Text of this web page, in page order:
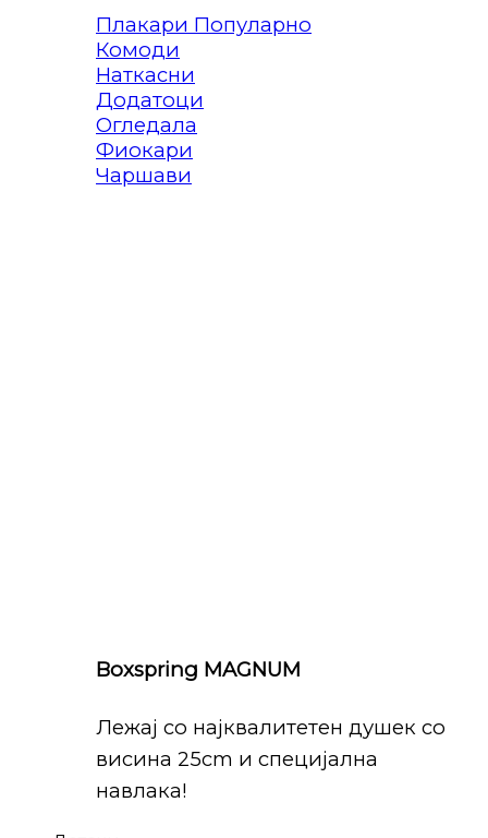
Плакари
Комоди
Наткасни
Додатоци
Огледала
Фиокари
Чаршави
Boxspring MAGNUM
Лежај со најквалитетен душек со
висина 25cm и специјална
навлака!